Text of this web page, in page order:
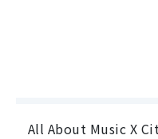
All About Music X